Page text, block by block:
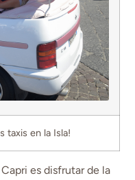
taxis en la Isla!
es disfrutar de la